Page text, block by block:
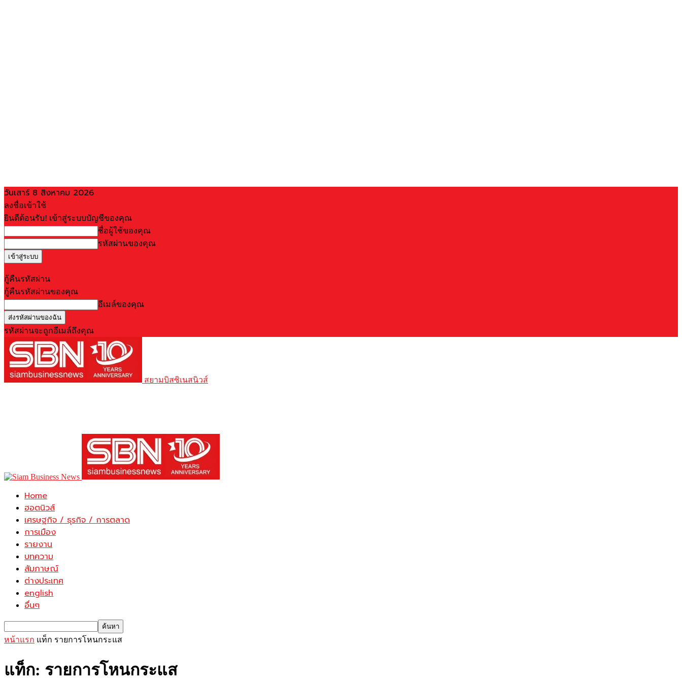
วันเสาร์ 8 สิงหาคม 2026
ลงชื่อเข้าใช้
ยินดีต้อนรับ! เข้าสู่ระบบบัญชีของคุณ
ชื่อผู้ใช้ของคุณ
รหัสผ่านของคุณ
กู้คืนรหัสผ่าน
กู้คืนรหัสผ่านของคุณ
อีเมล์ของคุณ
รหัสผ่านจะถูกอีเมล์ถึงคุณ
สยามบิสซิเนสนิวส์
Home
ฮอตนิวส์
เศรษฐกิจ / ธุรกิจ / การตลาด
การเมือง
รายงาน
บทความ
สัมภาษณ์
ต่างประเทศ
english
อื่นๆ
หน้าแรก แท็ก รายการโหนกระแส
แท็ก: รายการโหนกระแส